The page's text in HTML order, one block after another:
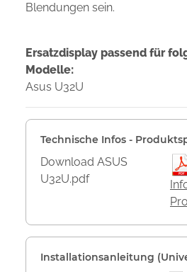
Blendungen sein.
Ersatzdisplay passend für
Modelle:
Asus U32U
Technische Infos -
Download ASUS
U32U.pdf
Installationsanleitung